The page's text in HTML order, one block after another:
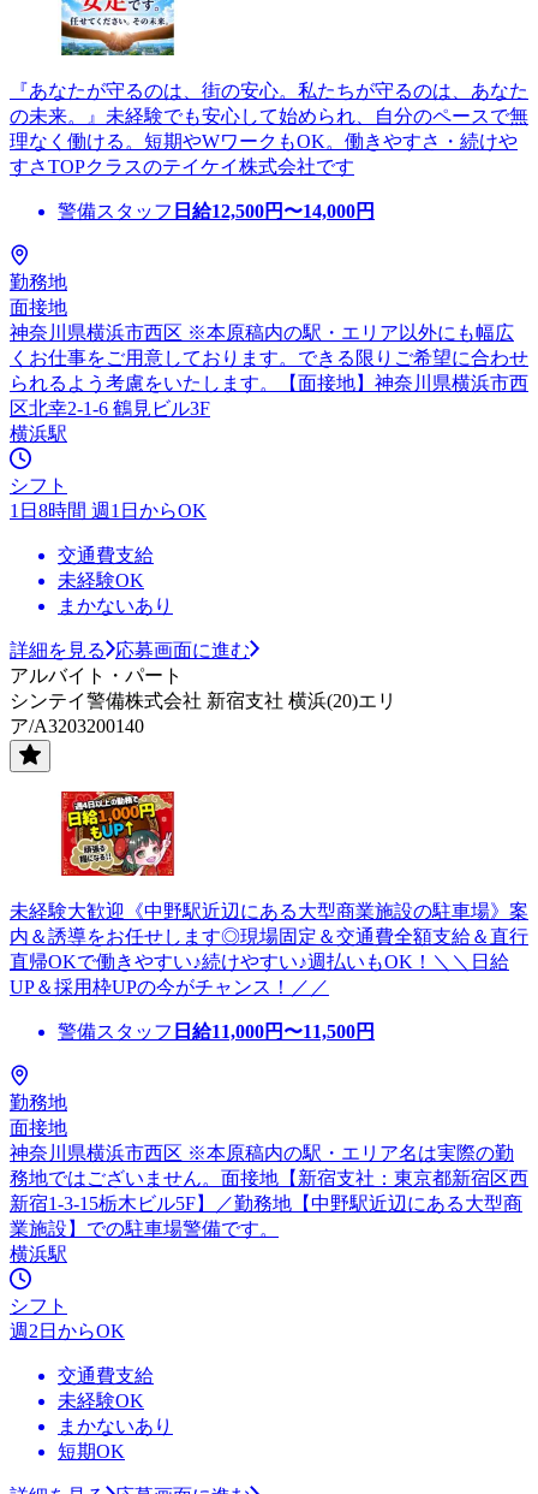
『あなたが守るのは、街の安心。私たちが守るのは、あなた
の未来。』未経験でも安心して始められ、自分のペースで無
理なく働ける。短期やWワークもOK。働きやすさ・続けや
すさTOPクラスのテイケイ株式会社です
警備スタッフ 日給12,500円〜14,000円
勤務地
面接地
神奈川県横浜市西区 ※本原稿内の駅・エリア以外にも幅広
くお仕事をご用意しております。できる限りご希望に合わせ
られるよう考慮をいたします。【面接地】神奈川県横浜市西
区北幸2-1-6 鶴見ビル3F
横浜駅
シフト
1日8時間 週1日からOK
交通費支給
未経験OK
まかないあり
詳細を見る
応募画面に進む
アルバイト・パート
シンテイ警備株式会社 新宿支社 横浜(20)エリ
ア/A3203200140
未経験大歓迎《中野駅近辺にある大型商業施設の駐車場》案
内＆誘導をお任せします◎現場固定＆交通費全額支給＆直行
直帰OKで働きやすい♪続けやすい♪週払いもOK！＼＼日給
UP＆採用枠UPの今がチャンス！／／
警備スタッフ 日給11,000円〜11,500円
勤務地
面接地
神奈川県横浜市西区 ※本原稿内の駅・エリア名は実際の勤
務地ではございません。面接地【新宿支社：東京都新宿区西
新宿1-3-15栃木ビル5F】／勤務地【中野駅近辺にある大型商
業施設】での駐車場警備です。
横浜駅
シフト
週2日からOK
交通費支給
未経験OK
まかないあり
短期OK